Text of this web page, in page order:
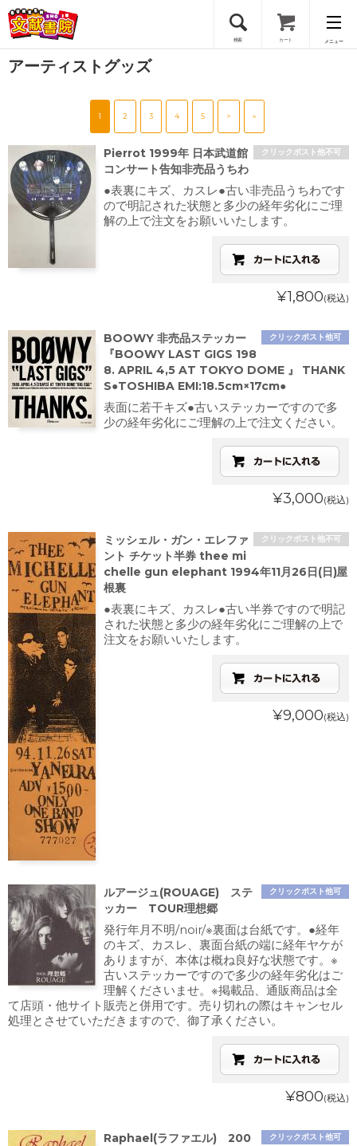
検索 カート メニュー
会員登録
アーティストグッズ
1 2 3 4 5 > »
クリックポスト他不可
Pierrot 1999年 日本武道館
コンサート告知非売品うちわ
●表裏にキズ、カスレ●古い非売品うちわです
ので明記された状態と多少の経年劣化にご理
解の上で注文をお願いいたします。
¥1,800(税込)
クリックポスト他可
BOOWY 非売品ステッカー
『BOOWY LAST GIGS 198
8. APRIL 4,5 AT TOKYO DOME 』 THANK
S●TOSHIBA EMI:18.5cm×17cm●
表面に若干キズ●古いステッカーですので多
少の経年劣化にご理解の上で注文ください。
¥3,000(税込)
クリックポスト他不可
ミッシェル・ガン・エレファ
ント チケット半券 thee mi
chelle gun elephant 1994年11月26日(日)屋
根裏
●表裏にキズ、カスレ●古い半券ですので明記
された状態と多少の経年劣化にご理解の上で
注文をお願いいたします。
¥9,000(税込)
クリックポスト他可
ルアージュ(ROUAGE) ステ
ッカー TOUR理想郷
発行年月不明/noir/※裏面は台紙です。●経年
のキズ、カスレ、裏面台紙の端に経年ヤケが
ありますが、本体は概ね良好な状態です。※
古いステッカーですので多少の経年劣化はご
理解くださいませ。※掲載品、通販商品は全
て店頭・他サイト販売と併用です。売り切れの際はキャンセル
処理とさせていただきますので、御了承ください。
¥800(税込)
クリックポスト他可
Raphael(ラファエル) 200